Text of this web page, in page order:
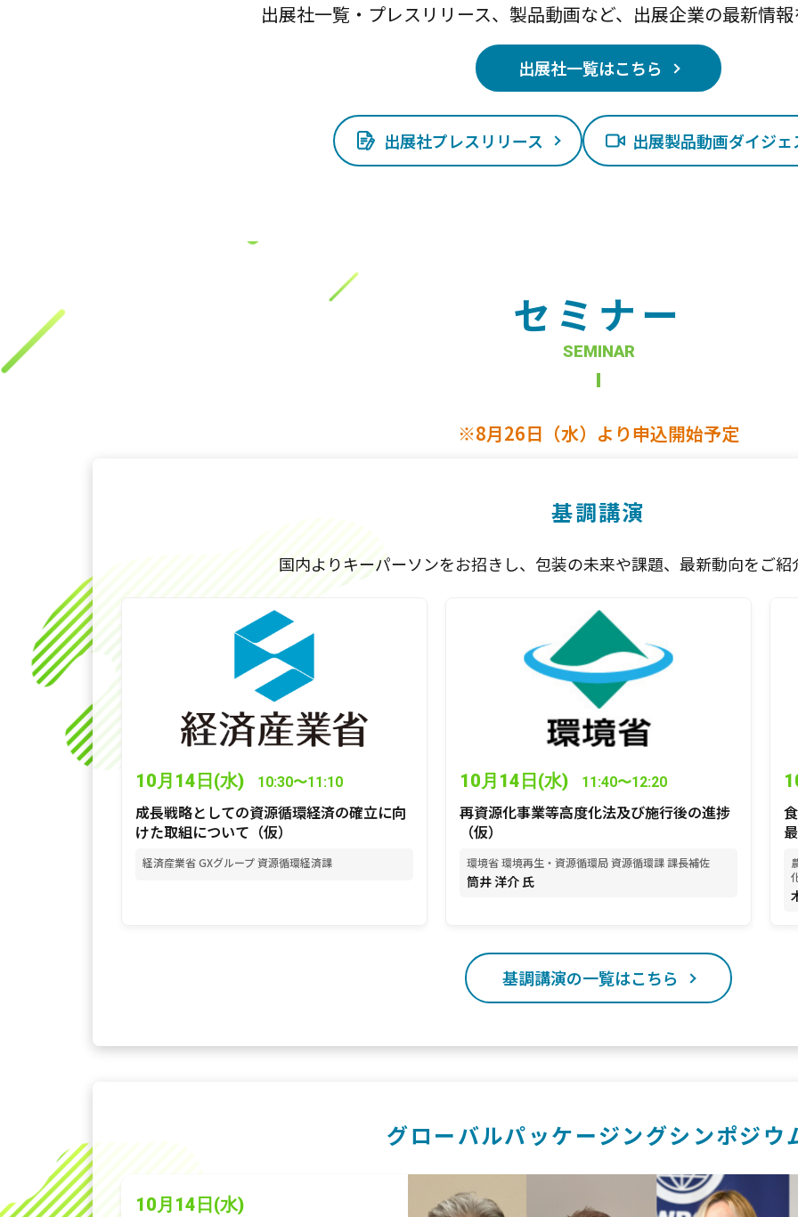
出展社一覧・プレスリリース、製品動画など、出展企業の最新情
出展社一覧はこちら
出展社プレスリリース 出展製品動画ダイジェ
セミナー
SEMINAR
※8月26日（水）より申込開始予定
基調講演
国内よりキーパーソンをお招きし、包装の未来や課題、最新動向をご紹
10月14日(水) 10:30〜11:10
成長戦略としての資源循環経済の確立に向
けた取組について（仮）
経済産業省 GXグループ 資源循環経済課
10月14日(水) 11:40〜12:20
再資源化事業等高度化法及び施行後の進捗
（仮）
環境省 環境再生・資源循環局 資源循環課 課長補佐
筒井 洋介 氏
基調講演の一覧はこちら
グローバルパッケージングシンポジウ
10月14日(水)